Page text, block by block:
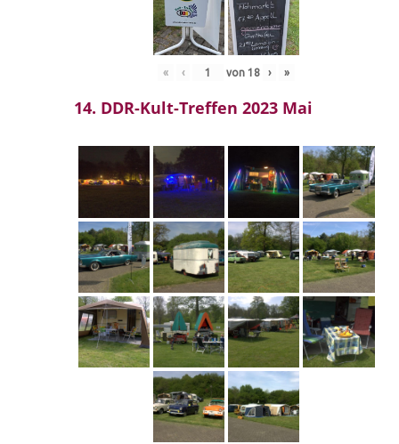
« ‹ von 18 › »
14. DDR-Kult-Treffen 2023 Mai